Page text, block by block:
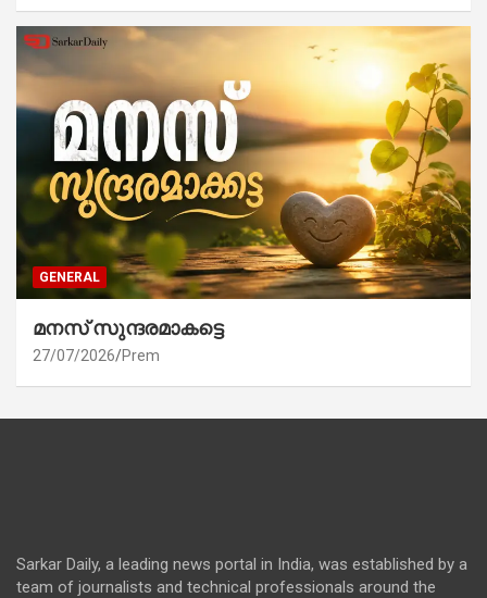
GENERAL
മനസ് സുന്ദരമാകട്ടെ
27/07/2026 Prem
Sarkar Daily, a leading news portal in India, was established by a
team of journalists and technical professionals around the